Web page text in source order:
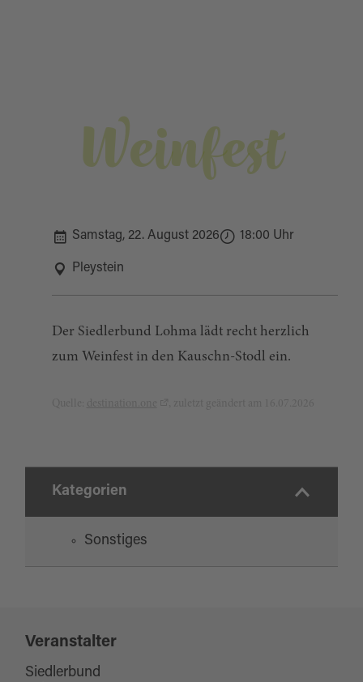
Weinfest
Samstag, 22. August 2026 18:00 Uhr
Pleystein
Der Siedlerbund Lohma lädt recht herzlich
zum Weinfest in den Kauschn-Stodl ein.
Kategorien
Sonstiges
Veranstalter
Siedlerbund